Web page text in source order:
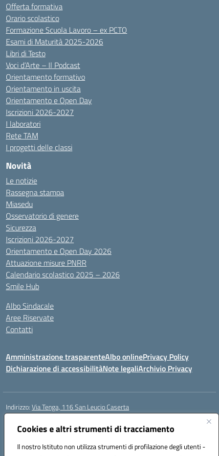
Cookies e altri strumenti di tracciamento
Il nostro Istituto non utilizza strumenti di profilazione degli utenti -
Offerta formativa
Orario scolastico
Formazione Scuola Lavoro – ex PCTO
Esami di Maturità 2025-2026
Libri di Testo
Voci d’Arte – Il Podcast
Orientamento formativo
Orientamento in uscita
Orientamento e Open Day
Iscrizioni 2026-2027
I laboratori
Rete TAM
I progetti delle classi
Novità
Le notizie
Rassegna stampa
Miasedu
Osservatorio di genere
Sicurezza
Iscrizioni 2026-2027
Orientamento e Open Day 2026
Attuazione misure PNRR
Calendario scolastico 2025 – 2026
Smile Hub
Albo Sindacale
Aree Riservate
Contatti
Amministrazione trasparenteAlbo onlinePrivacy Policy
Dichiarazione di accessibilitàNote legaliArchivio Privacy
Indirizzo:Via Tenga, 116 San Leucio Caserta
Centralino:
Posta elettronica certificata (PEC):ceis042009@pec.istruzione.it
Codice fiscale: 93098380616